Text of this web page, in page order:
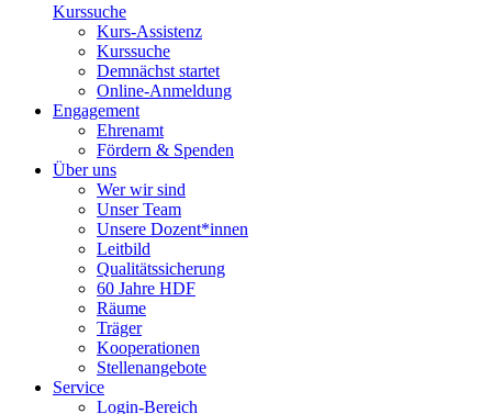
Kurssuche
Kurs-Assistenz
Kurssuche
Demnächst startet
Online-Anmeldung
Engagement
Ehrenamt
Fördern & Spenden
Über uns
Wer wir sind
Unser Team
Unsere Dozent*innen
Leitbild
Qualitätssicherung
60 Jahre HDF
Räume
Träger
Kooperationen
Stellenangebote
Service
Login-Bereich